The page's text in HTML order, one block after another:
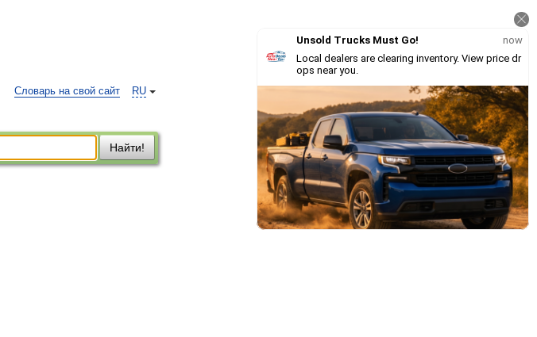
RU
Словарь на свой сайт
Найти!